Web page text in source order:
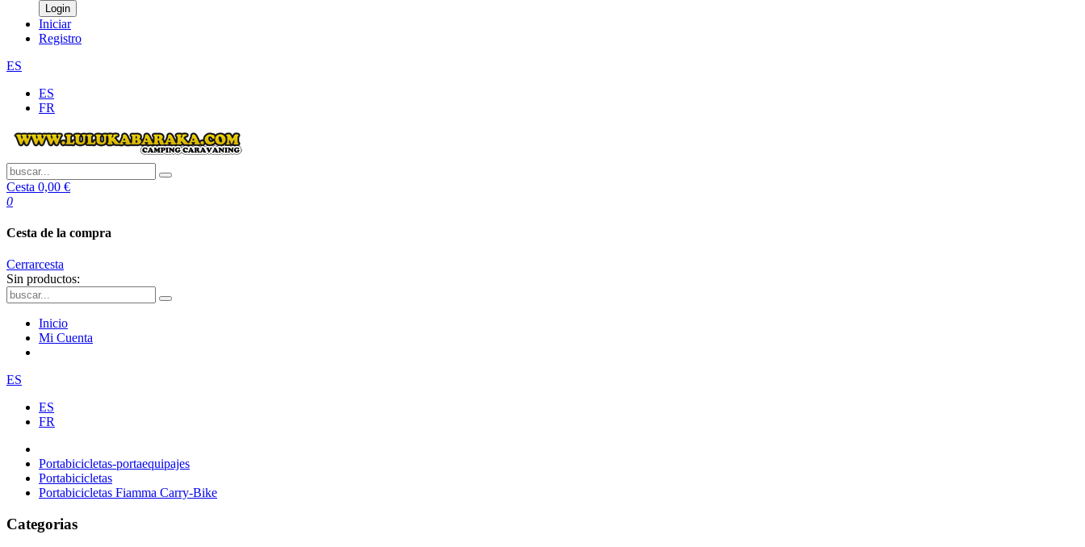
Login
Iniciar
Registro
ES
ES
FR
Cesta 0,00 €
0
Cesta de la compra
Cerrarcesta
Sin productos:
Inicio
Mi Cuenta
ES
ES
FR
Portabicicletas-portaequipajes
Portabicicletas
Portabicicletas Fiamma Carry-Bike
Categorias